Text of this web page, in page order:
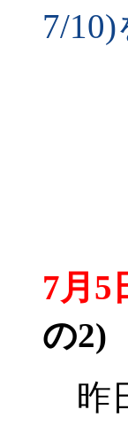
7/
7月5
の2)
昨